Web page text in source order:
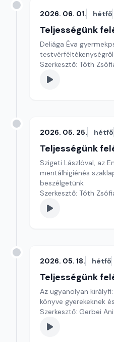
2026. 06. 01. hétfő
Teljességünk
Deliága Éva
Szerkesztő: Tóth
2026. 05. 25. hétfő
Teljességünk
Szigeti Lászlóval, az
mentálhigiénés
beszélgetünk
Szerkesztő: Tóth
2026. 05. 18. hétfő
Teljességünk
Az ugyanolyan
könyve gyerekeknek
Szerkesztő: Gerbei